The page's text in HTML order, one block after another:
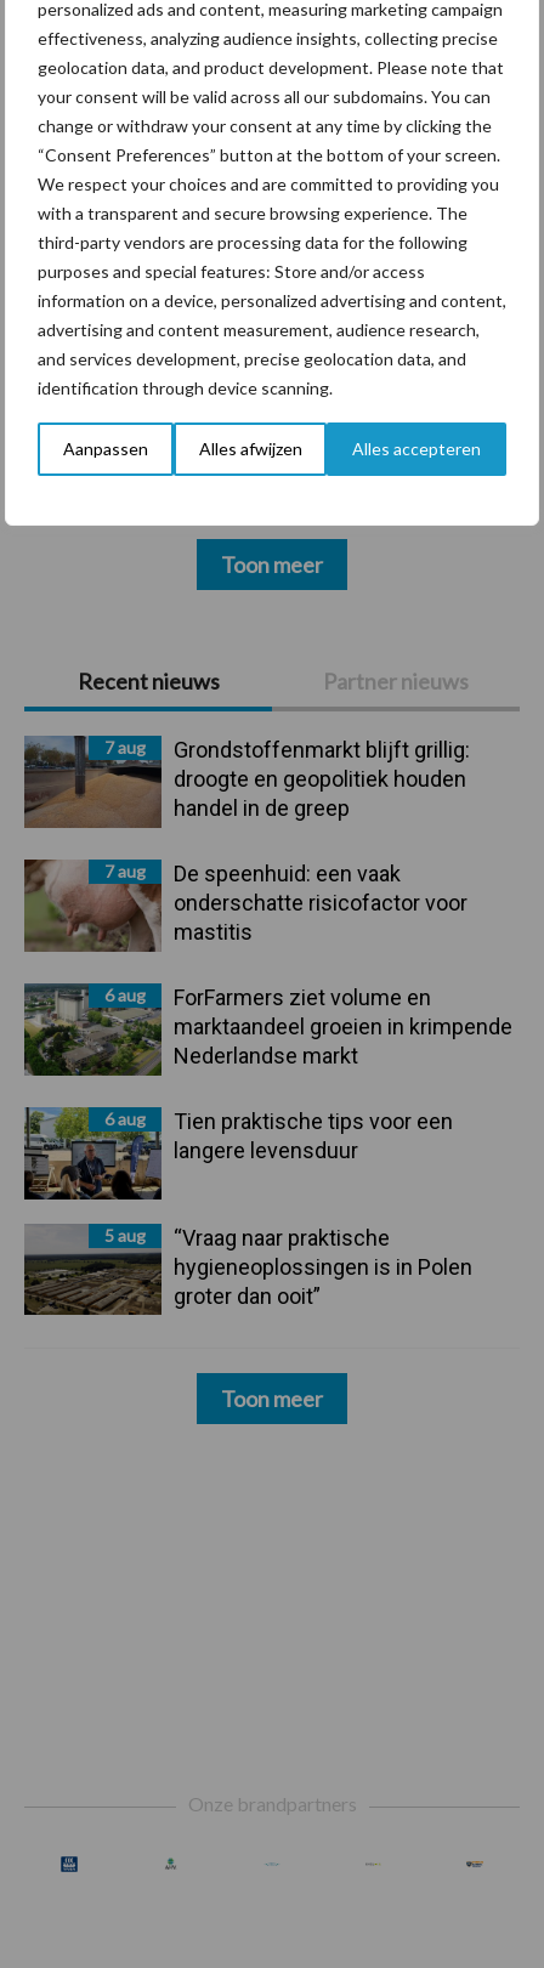
personalized ads and content, measuring marketing campaign
effectiveness, analyzing audience insights, collecting precise
geolocation data, and product development. Please note that
your consent will be valid across all our subdomains. You can
change or withdraw your consent at any time by clicking the
“Consent Preferences” button at the bottom of your screen.
We respect your choices and are committed to providing you
with a transparent and secure browsing experience. The
third-party vendors are processing data for the following
purposes and special features: Store and/or access
information on a device, personalized advertising and content,
advertising and content measurement, audience research,
and services development, precise geolocation data, and
identification through device scanning.
Aanpassen Alles afwijzen Alles accepteren
Primaire
Sidebar
Recent nieuws Partner nieuws
7 aug
Grondstoffenmarkt blijft grillig:
droogte en geopolitiek houden
handel in de greep
7 aug
De speenhuid: een vaak
onderschatte risicofactor voor
mastitis
6 aug
ForFarmers ziet volume en
marktaandeel groeien in krimpende
Nederlandse markt
6 aug
Tien praktische tips voor een
langere levensduur
5 aug
“Vraag naar praktische
hygieneoplossingen is in Polen
groter dan ooit”
Toon meer
ForFarmers ziet volume en
marktaandeel groeien in
krimpende Nederlandse
markt
Themapagina's
Diergezondheid Bemesting Fokkerij
Voerhekken
Toon meer
Onze brandpartners